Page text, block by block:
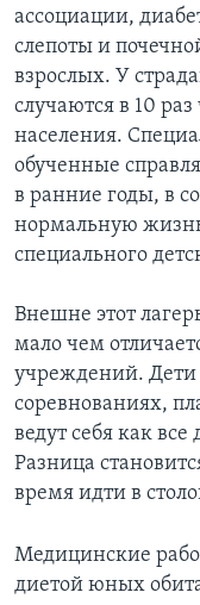
НЬЮ-ЙОРК NEW
АМЕРИКА.
ТЕСТЫ
ВИДЕО
ПОДПИСКА НА
Learning English
СОЦИАЛЬНЫЕ СЕТИ
Языки
ассоциации,
слепоты и
взрослых. У
случаются в 10
населения.
обученные
в ранние годы, в
нормальную
специального
Внешне этот
мало чем
учреждений. Дети
соревнованиях,
ведут себя как
Разница
время идти в
Медицинские
диетой юных